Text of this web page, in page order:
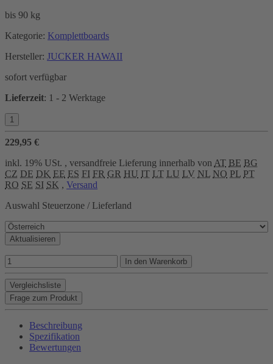
bis 90 kg
Kategorie: Komplettboards
Hersteller: JUCKER HAWAII
sofort verfügbar
Lieferzeit: 1 - 2 Werktage
229,95 €
inkl. 19% USt. , versandfreie Lieferung innerhalb von AT BE BG
CZ DE DK EE ES FI FR GR HU IT LT LU LV NL NO PL PT
RO SE SI SK , Versand
Auswahl Steuerzone / Lieferland
Aktualisieren
In den Warenkorb
Vergleichsliste
Frage zum Produkt
Beschreibung
Spezifikation
Bewertungen